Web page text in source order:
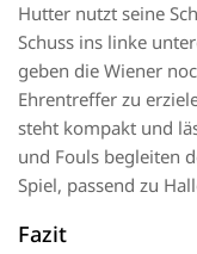
Hutter nutzt seine
Schuss ins linke
geben die Wiener
Ehrentreffer zu
steht kompakt und
und Fouls begleiten
Spiel, passend zu
Fazit